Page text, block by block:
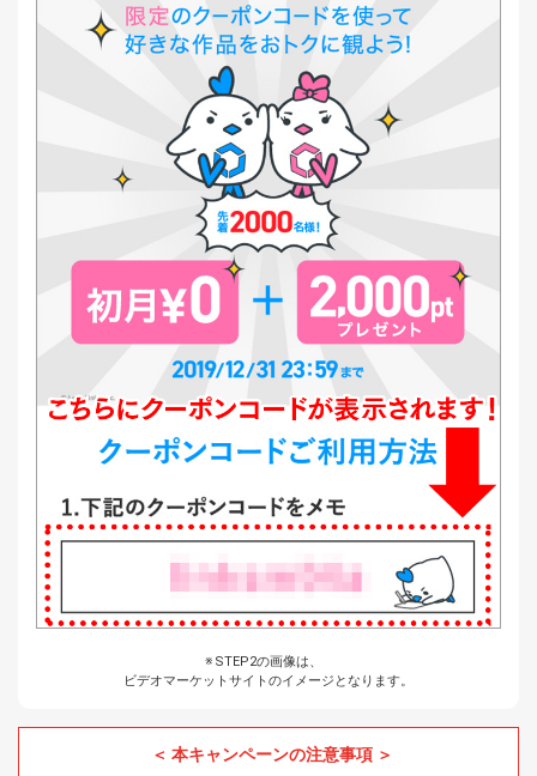
STEP2の画像は、
ビデオマーケットサイトのイメージとなります。
本キャンペーンの注意事項